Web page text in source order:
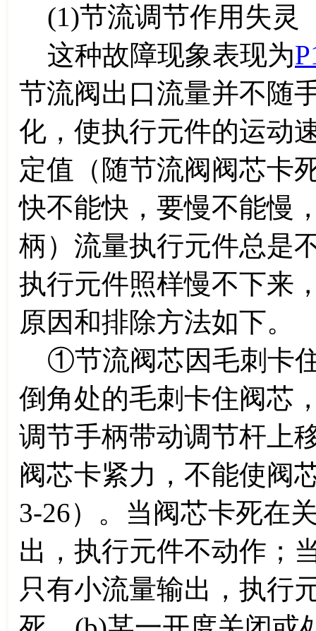
(1)节流调节作用失灵
这种故障现象表现为
节流阀出口流量并不随
化，使执行元件的运动
定值（随节流阀阀芯卡
快不能快，要慢不能慢
柄）流量执行元件总是
执行元件照样慢不下来
原因和排除方法如下。
①节流阀芯因毛刺卡
倒角处的毛刺卡住阀芯
调节手柄带动调节杆上
阀芯卡紧力，不能使阀
3-26）。当阀芯卡死在
出，执行元件不动作；
只有小流量输出，执行